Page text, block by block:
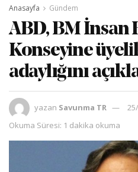
Anasayfa Gündem
ABD, BM İnsan
Konseyine
adaylığını
yazan Savunma TR
Okuma Süresi: 1 dakika okuma